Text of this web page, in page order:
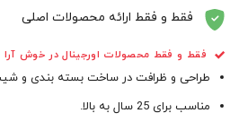
فقط و فقط ارائه محصولات اصلی
فقط و فقط محصولات اورجینال در خوش آرا
طراحی و ظرافت در ساخت بسته بندی و
مناسب برای 25 سال به بالا.